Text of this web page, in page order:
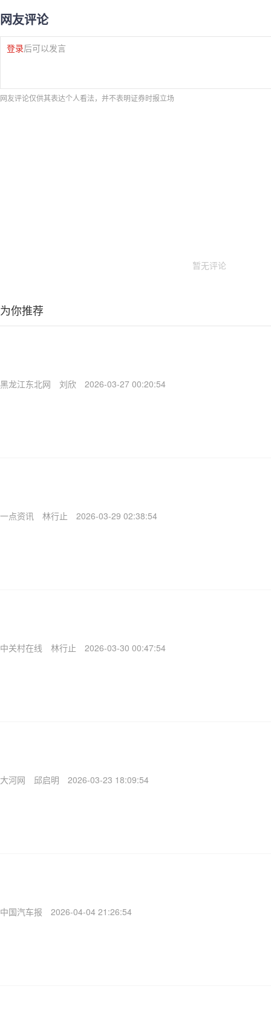
网友评论
登录后可以发言
网友评论仅供其表达个人看法，并不表明证券时报立场
暂无评论
为你推荐
黑龙江东北网 刘欣 2026-03-27 00:20:54
一点资讯 林行止 2026-03-29 02:38:54
中关村在线 林行止 2026-03-30 00:47:54
大河网 邱启明 2026-03-23 18:09:54
中国汽车报 2026-04-04 21:26:54